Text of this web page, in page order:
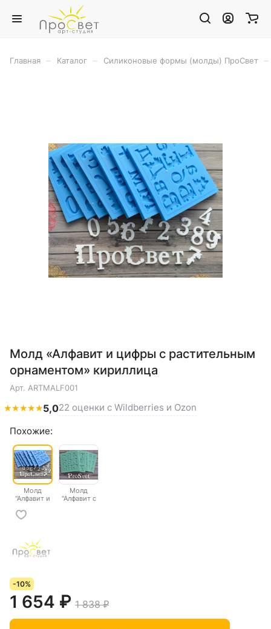
Главная Каталог Силиконовые формы (молды) ПроСвет
Молд «Алфавит и цифры с растительным
орнаментом» кириллица
Арт. ARTMALF001
★★★★★5,022 оценки с Wildberries и Ozon
Похожие:
Молд
"Алфавит и
растительным
орнаментом"
Молд
"Алфавит с
-10%
1 654 ₽ 1 838 ₽